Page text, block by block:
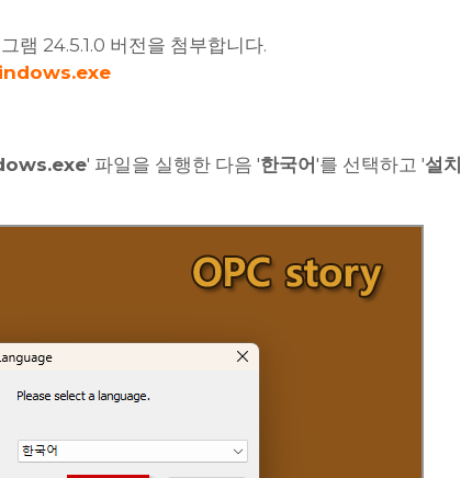
램 24.5.1.0 버전을 첨부합니다.
' 파일을 실행한 다음 '한국어 '를 선택하고 '설치